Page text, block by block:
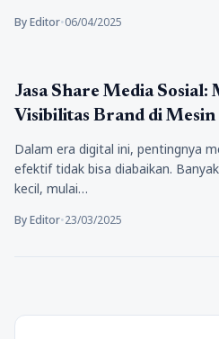
By Editor•06/04/2025
Bisnis
Jasa Share Media
Visibilitas Brand di
Dalam era digital ini, pentingnya
efektif tidak bisa diabaikan.
kecil, mulai…
By Editor•23/03/2025